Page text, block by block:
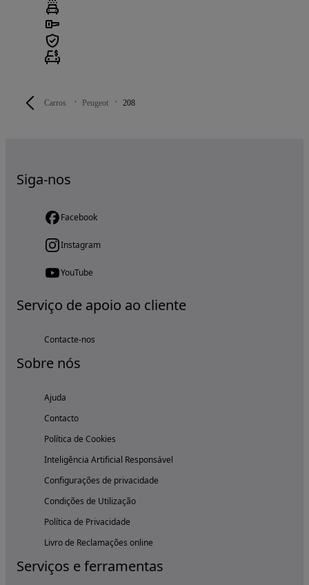
Carros Peugeot 208
Siga-nos
Facebook
Instagram
YouTube
Serviço de apoio ao cliente
Contacte-nos
Sobre nós
Ajuda
Contacto
Política de Cookies
Inteligência Artificial Responsável
Configurações de privacidade
Condições de Utilização
Política de Privacidade
Livro de Reclamações online
Serviços e ferramentas